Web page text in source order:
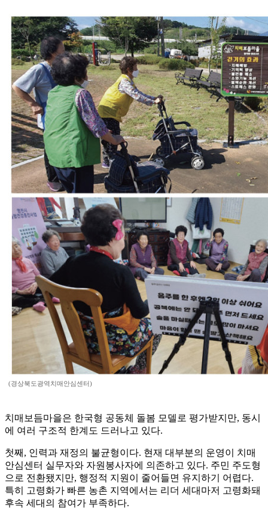
(경상북도광역치매안심센터)
치매보듬마을은 한국형 공동체 돌봄 모델로 평가받지만, 동시
에 여러 구조적 한계도 드러나고 있다.
첫째, 인력과 재정의 불균형이다. 현재 대부분의 운영이 치매
안심센터 실무자와 자원봉사자에 의존하고 있다. 주민 주도형
으로 전환됐지만, 행정적 지원이 줄어들면 유지하기 어렵다.
특히 고령화가 빠른 농촌 지역에서는 리더 세대마저 고령화돼
후속 세대의 참여가 부족하다.